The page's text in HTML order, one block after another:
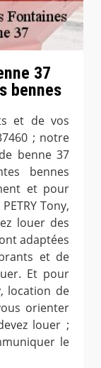
37
bennes
et de vos
; notre
benne 37
bennes
et pour
Tony,
louer des
adaptées
et de
Et pour
location de
orienter
louer ;
le